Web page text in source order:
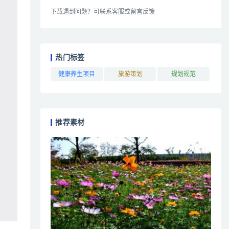
下载遇到问题？可联系客服或留言反馈
热门标签
健康养生项目 旅游策划 规划规范
推荐素材